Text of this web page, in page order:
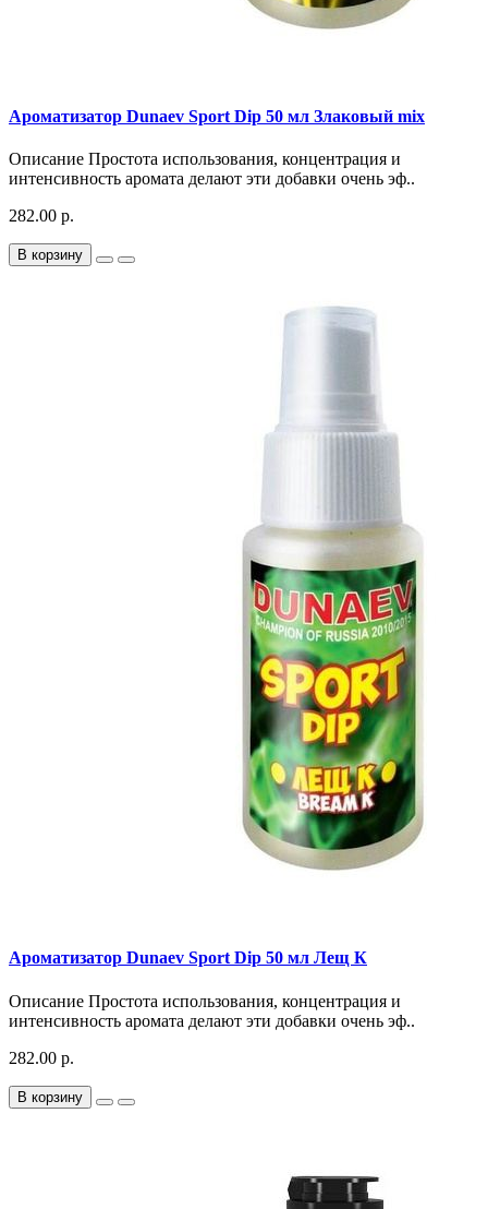
Ароматизатор Dunaev Sport Dip 50 мл Злаковый mix
Описание Простота использования, концентрация и
интенсивность аромата делают эти добавки очень эф..
282.00 р.
В корзину
Ароматизатор Dunaev Sport Dip 50 мл Лещ К
Описание Простота использования, концентрация и
интенсивность аромата делают эти добавки очень эф..
282.00 р.
В корзину